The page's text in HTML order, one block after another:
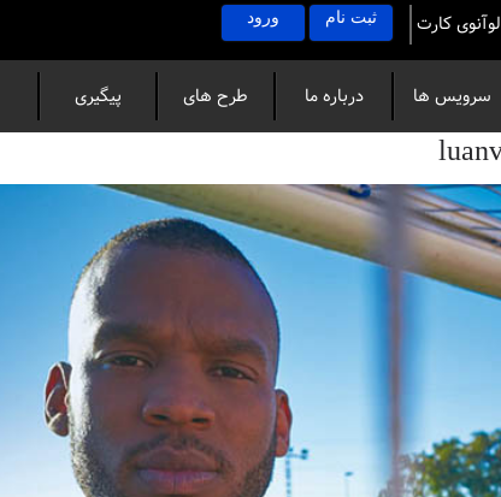
لوآنوی کارت ثبت نام ورود
سرویس ها درباره ما
طرح های
پیگیری